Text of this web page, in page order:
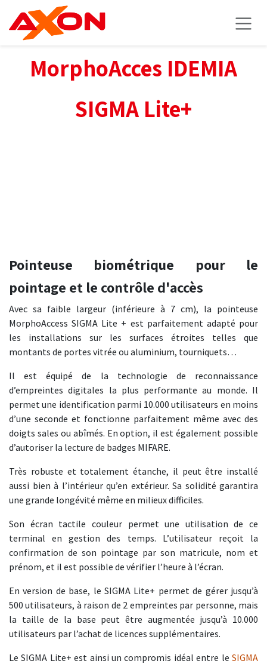
Se rendre au contenu
MorphoAcces IDEMIA
SIGMA Lite+
Pointeuse biométrique pour le
pointage et le contrôle d'accès
Avec sa faible largeur (inférieure à 7 cm), la pointeuse
MorphoAccess SIGMA Lite + est parfaitement adapté pour
les installations sur les surfaces étroites telles que
montants de portes vitrée ou aluminium, tourniquets…
Il est équipé de la technologie de reconnaissance
d’empreintes digitales la plus performante au monde. Il
permet une identification parmi 10.000 utilisateurs en moins
d’une seconde et fonctionne parfaitement même avec des
doigts sales ou abîmés. En option, il est également possible
d’autoriser la lecture de badges MIFARE.
Très robuste et totalement étanche, il peut être installé
aussi bien à l’intérieur qu’en extérieur. Sa solidité garantira
une grande longévité même en milieux difficiles.
Son écran tactile couleur permet une utilisation de ce
terminal en gestion des temps. L’utilisateur reçoit la
confirmation de son pointage par son matricule, nom et
prénom, et il est possible de vérifier l’heure à l’écran.
En version de base, le SIGMA Lite+ permet de gérer jusqu’à
500 utilisateurs, à raison de 2 empreintes par personne, mais
la taille de la base peut être augmentée jusqu’à 10.000
utilisateurs par l’achat de licences supplémentaires.
Le SIGMA Lite+ est ainsi un compromis idéal entre le SIGMA